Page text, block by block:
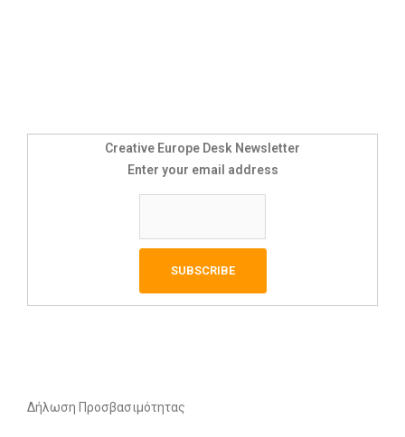
Creative Europe Desk Newsletter
Enter your email address
Δήλωση Προσβασιμότητας